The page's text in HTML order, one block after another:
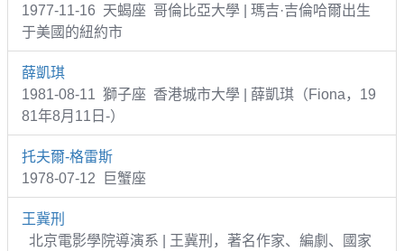
1977-11-16 天蝎座 哥倫比亞大學 | 瑪吉·吉倫哈爾出生
于美國的紐約市
薛凱琪
1981-08-11 獅子座 香港城市大學 | 薛凱琪（Fiona，19
81年8月11日-）
托夫爾-格雷斯
1978-07-12 巨蟹座
王冀刑
北京電影學院導演系 | 王冀刑，著名作家、編劇、國家